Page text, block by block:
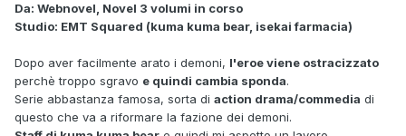
Da: Webnovel, Novel 3 volumi in corso
Studio: EMT Squared (kuma kuma bear, isekai farmacia)
Dopo aver facilmente arato i demoni, l'eroe viene ostracizzato
perchè troppo sgravo e quindi cambia sponda.
Serie abbastanza famosa, sorta di action drama/commedia di
questo che va a riformare la fazione dei demoni.